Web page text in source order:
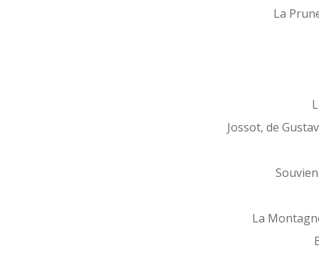
La
Jossot, de
La